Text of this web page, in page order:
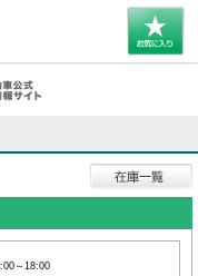
～18:00